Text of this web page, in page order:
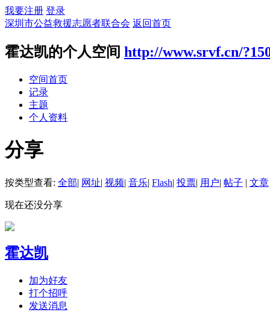
我要注册 登录
深圳市公益救援志愿者联合会 返回首页
霍达凯的个人空间 http://www.srvf.cn/
空间首页
记录
主题
个人资料
分享
按类型查看: 全部| 网址| 视频| 音乐| Flash| 投票| 用户| 帖子 | 文章
现在还没分享
霍达凯
加为好友
打个招呼
发送消息